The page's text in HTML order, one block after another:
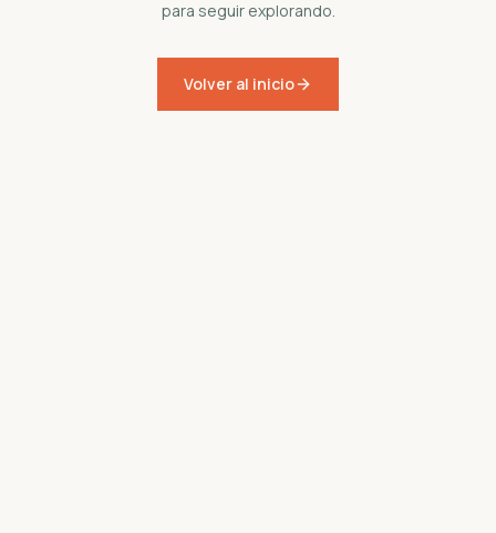
para seguir explorando.
Volver al inicio